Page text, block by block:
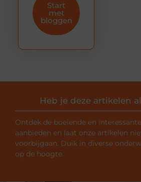
Start
met
bloggen
Heb je deze artikelen
Ontdek de boeiende en
aanbieden en laat onze artikelen
voorbijgaan. Duik in diverse
op de hoogte.